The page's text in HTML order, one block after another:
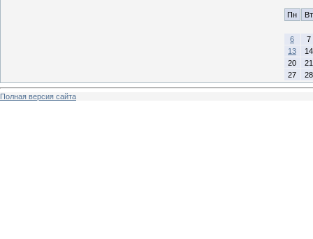
Пн Вт
6
7
13
14
20
21
27
28
Полная версия сайта